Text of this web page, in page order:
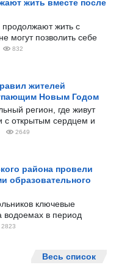
жить вместе после
продолжают жить с
могут позволить себе
832
жителей
Новым Годом
регион, где живут
с открытым сердцем и
2649
района провели
образовательного
ключевые
водоемах в период
2823
Весь список